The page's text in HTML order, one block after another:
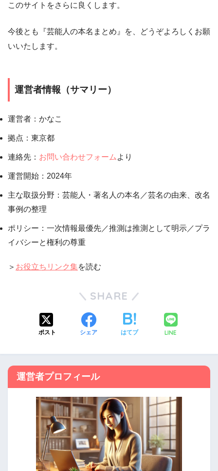
このサイトをさらに良くします。
今後とも『芸能人の本名まとめ』を、どうぞよろしくお願
いいたします。
運営者情報（サマリー）
運営者：かなこ
拠点：東京都
連絡先： お問い合わせフォーム より
運営開始：2024年
主な取扱分野：芸能人・著名人の本名／芸名の由来、改名
事例の整理
ポリシー：一次情報最優先／推測は推測として明示／プラ
イバシーと権利の尊重
＞ お役立ちリンク集を読む
SHARE
ポスト シェア はてブ LINE
運営者プロフィール